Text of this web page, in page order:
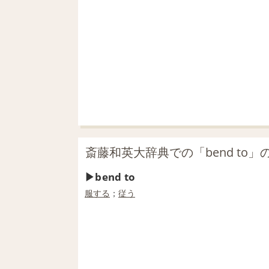
斎藤和英大辞典での「bend to」
bend to
服する ； 従う